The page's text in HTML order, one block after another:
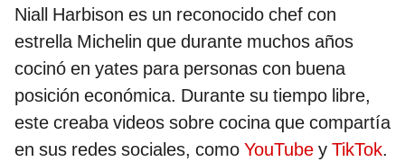
Niall Harbison es un reconocido chef con
estrella Michelin que durante muchos años
cocinó en yates para personas con buena
posición económica. Durante su tiempo libre,
este creaba videos sobre cocina que compartía
en sus redes sociales, como YouTube y TikTok.